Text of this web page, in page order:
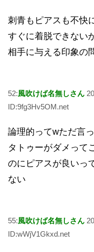
刺青もピアスも不快
すぐに着脱できない
相手に与える印象の
52:風吹けば名無しさん
ID:9fg3Hv5OM.net
論理的ってwただ言
タトゥーがダメって
のにピアスが良いっ
ない
55:風吹けば名無しさん
ID:wWjV1Gkxd.net